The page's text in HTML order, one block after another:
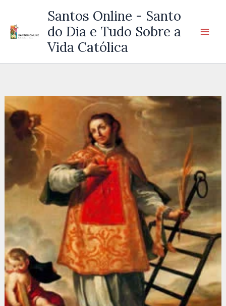
Santos Online - Santo
do Dia e Tudo Sobre a
Vida Católica